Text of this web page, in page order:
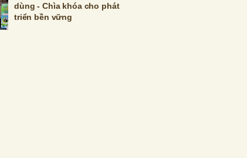
dùng - Chìa khóa cho phát
triển bền vững